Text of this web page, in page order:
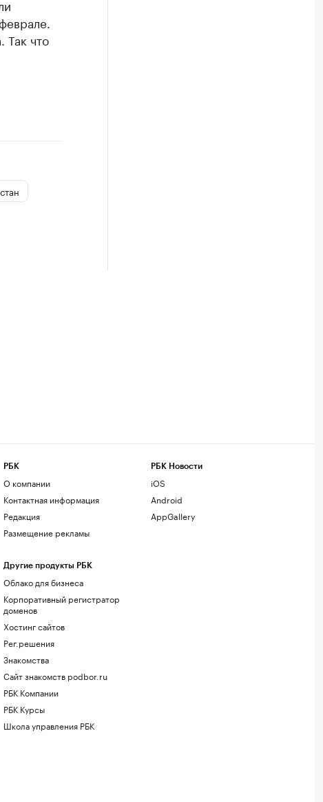
Так что
РБК
О компании
Контактная информация
Редакция
Размещение рекламы
Другие продукты РБК
Облако для бизнеса
Корпоративный регистратор
доменов
Хостинг сайтов
Рег.решения
Знакомства
Сайт знакомств podbor.ru
РБК Компании
РБК Курсы
Школа управления РБК
РБК Новости
iOS
Android
AppGallery